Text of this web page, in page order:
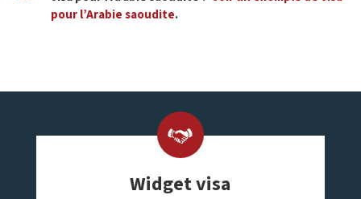
pour l’Arabie saoudite.
Widget visa